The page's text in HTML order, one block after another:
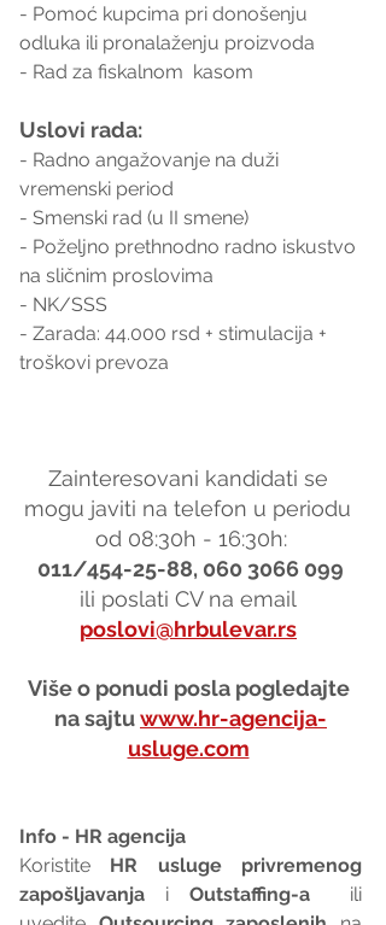
- Pomoć kupcima pri donošenju
odluka ili pronalaženju proizvoda
- Rad za fiskalnom  kasom
Uslovi rada:
- Radno angažovanje na duži
vremenski period
- Smenski rad (u II smene)
- Poželjno prethnodno radno iskustvo
na sličnim proslovima
- NK/SSS
- Zarada: 44.000 rsd + stimulacija +
troškovi prevoza
Zainteresovani kandidati se
mogu javiti na telefon u periodu
od 08:30h - 16:30h:
011/454-25-88, 060 3066 099
ili poslati CV na email
poslovi@hrbulevar.rs
Više o ponudi posla pogledajte
na sajtu www.hr-agencija-
usluge.com
Info - HR agencija
Koristite HR usluge privremenog
zapošljavanja i Outstaffing-a
  ili